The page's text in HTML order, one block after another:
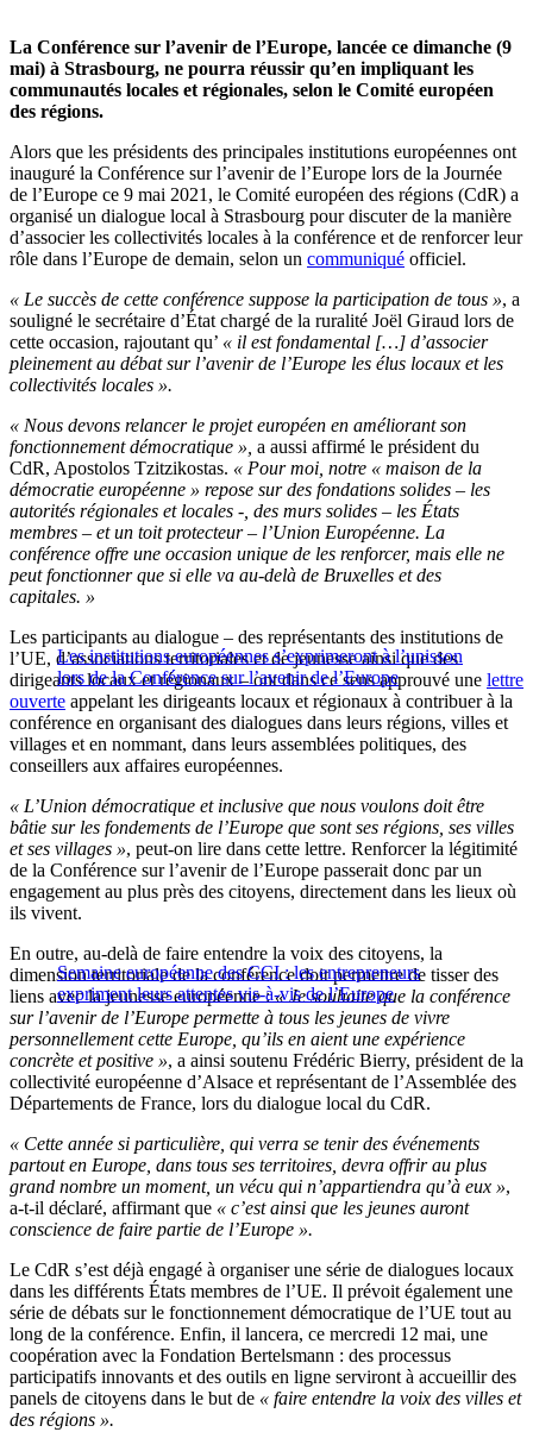
La Conférence sur l’avenir de l’Europe, lancée ce dimanche (9
mai) à Strasbourg, ne pourra réussir qu’en impliquant les
communautés locales et régionales, selon le Comité européen
des régions.
Alors que les présidents des principales institutions européennes ont
inauguré la Conférence sur l’avenir de l’Europe lors de la Journée
de l’Europe ce 9 mai 2021, le Comité européen des régions (CdR) a
organisé un dialogue local à Strasbourg pour discuter de la manière
d’associer les collectivités locales à la conférence et de renforcer leur
rôle dans l’Europe de demain, selon un communiqué officiel.
« Le succès de cette conférence suppose la participation de tous », a
souligné le secrétaire d’État chargé de la ruralité Joël Giraud lors de
cette occasion, rajoutant qu’ « il est fondamental […] d’associer
pleinement au débat sur l’avenir de l’Europe les élus locaux et les
collectivités locales ».
« Nous devons relancer le projet européen en améliorant son
fonctionnement démocratique », a aussi affirmé le président du
CdR, Apostolos Tzitzikostas. « Pour moi, notre « maison de la
démocratie européenne » repose sur des fondations solides – les
autorités régionales et locales -, des murs solides – les États
membres – et un toit protecteur – l’Union Européenne. La
conférence offre une occasion unique de les renforcer, mais elle ne
peut fonctionner que si elle va au-delà de Bruxelles et des
capitales. »
Les institutions européennes s’exprimeront à l’unisson
lors de la Conférence sur l’avenir de l’Europe
Les participants au dialogue – des représentants des institutions de
l’UE, d’associations territoriales et de jeunesse ainsi que des
dirigeants locaux et régionaux – ont dans ce sens approuvé une lettre
ouverte appelant les dirigeants locaux et régionaux à contribuer à la
conférence en organisant des dialogues dans leurs régions, villes et
villages et en nommant, dans leurs assemblées politiques, des
conseillers aux affaires européennes.
« L’Union démocratique et inclusive que nous voulons doit être
bâtie sur les fondements de l’Europe que sont ses régions, ses villes
et ses villages », peut-on lire dans cette lettre. Renforcer la légitimité
de la Conférence sur l’avenir de l’Europe passerait donc par un
engagement au plus près des citoyens, directement dans les lieux où
ils vivent.
Semaine européenne des CCI : les entrepreneurs
expriment leurs attentes vis-à-vis de l’Europe
En outre, au-delà de faire entendre la voix des citoyens, la
dimension territoriale de la conférence doit permettre de tisser des
liens avec la jeunesse européenne :« Je souhaite que la conférence
sur l’avenir de l’Europe permette à tous les jeunes de vivre
personnellement cette Europe, qu’ils en aient une expérience
concrète et positive », a ainsi soutenu Frédéric Bierry, président de la
collectivité européenne d’Alsace et représentant de l’Assemblée des
Départements de France, lors du dialogue local du CdR.
« Cette année si particulière, qui verra se tenir des événements
partout en Europe, dans tous ses territoires, devra offrir au plus
grand nombre un moment, un vécu qui n’appartiendra qu’à eux »,
a-t-il déclaré, affirmant que « c’est ainsi que les jeunes auront
conscience de faire partie de l’Europe ».
Le CdR s’est déjà engagé à organiser une série de dialogues locaux
dans les différents États membres de l’UE. Il prévoit également une
série de débats sur le fonctionnement démocratique de l’UE tout au
long de la conférence. Enfin, il lancera, ce mercredi 12 mai, une
coopération avec la Fondation Bertelsmann : des processus
participatifs innovants et des outils en ligne serviront à accueillir des
panels de citoyens dans le but de « faire entendre la voix des villes et
des régions ».